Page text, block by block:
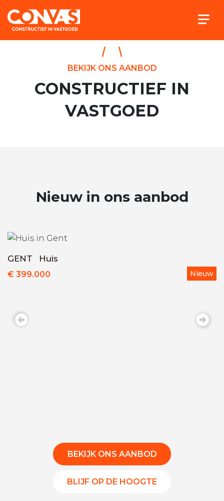
BEKIJK ONS AANBOD
CONSTRUCTIEF IN
VASTGOED
Nieuw in ons aanbod
GENT Huis
€ 399.000 Nieuw
BEKIJK ONS AANBOD
BLIJF OP DE HOOGTE